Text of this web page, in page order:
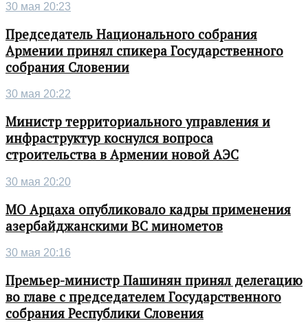
30 мая 20:23
Председатель Национального собрания
Армении принял спикера Государственного
собрания Словении
30 мая 20:22
Министр территориального управления и
инфраструктур коснулся вопроса
строительства в Армении новой АЭС
30 мая 20:20
МО Арцаха опубликовало кадры применения
азербайджанскими ВС минометов
30 мая 20:16
Премьер-министр Пашинян принял делегацию
во главе с председателем Государственного
собрания Республики Словения